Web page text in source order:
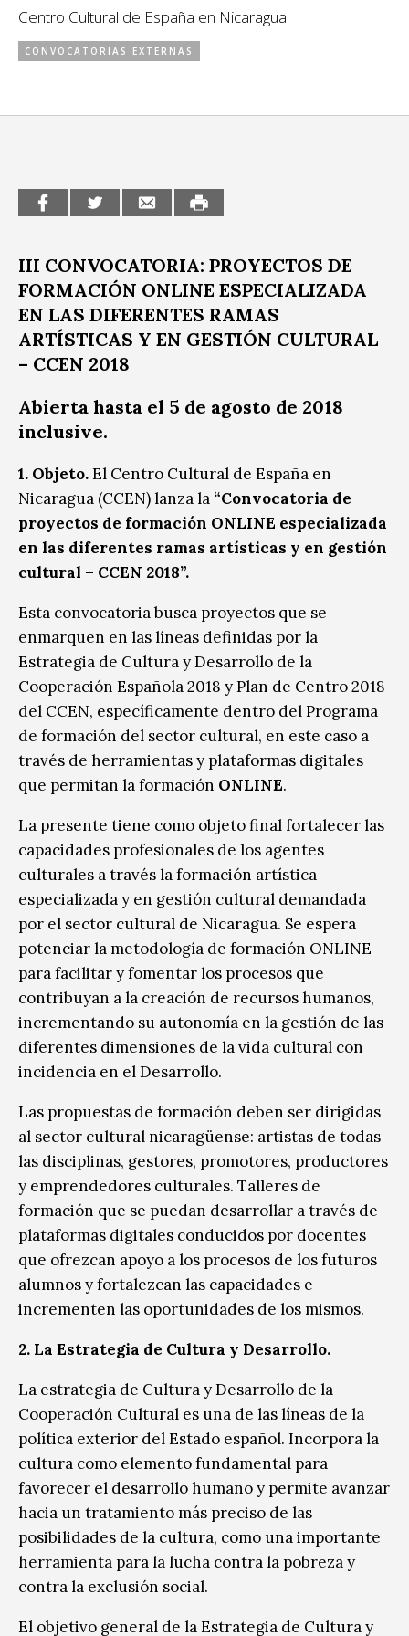
CCE en el interior/libros
Espacio itinerante de lectura infantil
Letras
Medio Ambiente
Música
Sin categoría
Centro Cultural de España en Nicaragua
CONVOCATORIAS EXTERNAS
III CONVOCATORIA: PROYECTOS DE
FORMACIÓN ONLINE ESPECIALIZADA
EN LAS DIFERENTES RAMAS
ARTÍSTICAS Y EN GESTIÓN CULTURAL
– CCEN 2018
Abierta hasta el 5 de agosto de 2018
inclusive.
1. Objeto.El Centro Cultural de España en
Nicaragua (CCEN) lanza la “Convocatoria de
proyectos de formación ONLINE especializada
en las diferentes ramas artísticas y en gestión
cultural – CCEN 2018”.
Esta convocatoria busca proyectos que se
enmarquen en las líneas definidas por la
Estrategia de Cultura y Desarrollo de la
Cooperación Española 2018 y Plan de Centro 2018
del CCEN, específicamente dentro del Programa
de formación del sector cultural, en este caso a
través de herramientas y plataformas digitales
que permitan la formación ONLINE.
La presente tiene como objeto final fortalecer las
capacidades profesionales de los agentes
culturales a través la formación artística
especializada y en gestión cultural demandada
por el sector cultural de Nicaragua. Se espera
potenciar la metodología de formación ONLINE
para facilitar y fomentar los procesos que
contribuyan a la creación de recursos humanos,
incrementando su autonomía en la gestión de las
diferentes dimensiones de la vida cultural con
incidencia en el Desarrollo.
Las propuestas de formación deben ser dirigidas
al sector cultural nicaragüense: artistas de todas
las disciplinas, gestores, promotores, productores
y emprendedores culturales. Talleres de
formación que se puedan desarrollar a través de
plataformas digitales conducidos por docentes
que ofrezcan apoyo a los procesos de los futuros
alumnos y fortalezcan las capacidades e
incrementen las oportunidades de los mismos.
2. La Estrategia de Cultura y Desarrollo.
La estrategia de Cultura y Desarrollo de la
Cooperación Cultural es una de las líneas de la
política exterior del Estado español. Incorpora la
cultura como elemento fundamental para
favorecer el desarrollo humano y permite avanzar
hacia un tratamiento más preciso de las
posibilidades de la cultura, como una importante
herramienta para la lucha contra la pobreza y
contra la exclusión social.
El objetivo general de la Estrategia de Cultura y